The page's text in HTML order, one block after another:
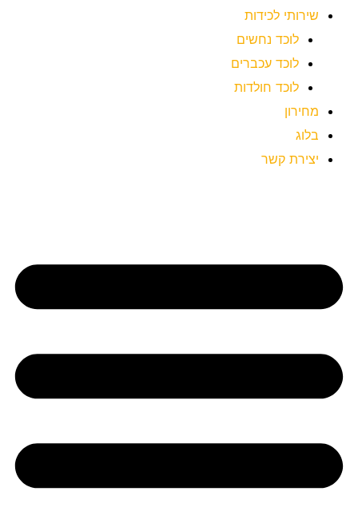
שירותי לכידות
לוכד נחשים
לוכד עכברים
לוכד חולדות
מחירון
בלוג
יצירת קשר